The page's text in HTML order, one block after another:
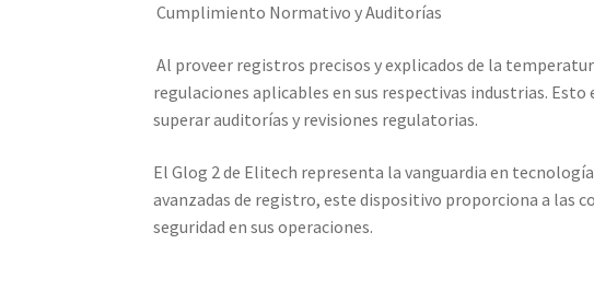
Cumplimiento Normativo y Auditorías
Al proveer registros precisos y explicados de la
regulaciones aplicables en sus respectivas industrias.
superar auditorías y revisiones regulatorias.
El Glog 2 de Elitech representa la vanguardia en
avanzadas de registro, este dispositivo proporciona a las
seguridad en sus operaciones.